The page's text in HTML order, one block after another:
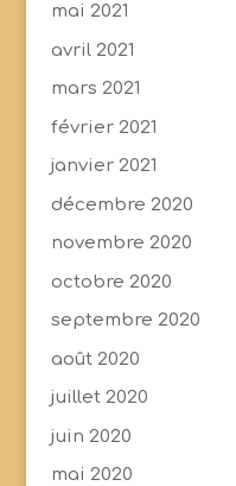
mai 2021
avril 2021
mars 2021
février 2021
janvier 2021
décembre 2020
novembre 2020
octobre 2020
septembre 2020
août 2020
juillet 2020
juin 2020
mai 2020